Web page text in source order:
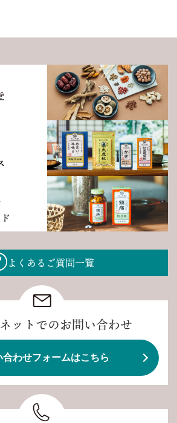
よくあるご質問一覧
ットでのお問い合わせ
合わせフォームはこちら